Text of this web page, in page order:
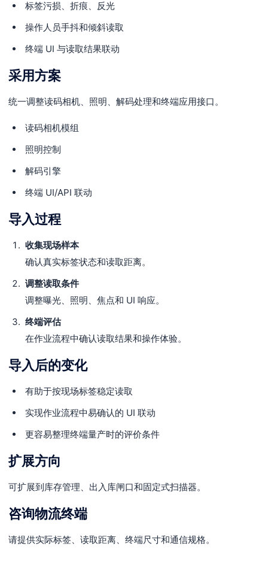
标签污损、折痕、反光
操作人员手抖和倾斜读取
终端 UI 与读取结果联动
采用方案
统一调整读码相机、照明、解码处理和终端应用接口。
读码相机模组
照明控制
解码引擎
终端 UI/API 联动
导入过程
收集现场样本
确认真实标签状态和读取距离。
调整读取条件
调整曝光、照明、焦点和 UI 响应。
终端评估
在作业流程中确认读取结果和操作体验。
导入后的变化
有助于按现场标签稳定读取
实现作业流程中易确认的 UI 联动
更容易整理终端量产时的评价条件
扩展方向
可扩展到库存管理、出入库闸口和固定式扫描器。
咨询物流终端
请提供实际标签、读取距离、终端尺寸和通信规格。